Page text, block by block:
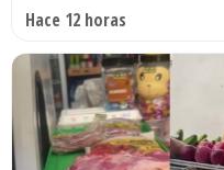
Hace 12 horas